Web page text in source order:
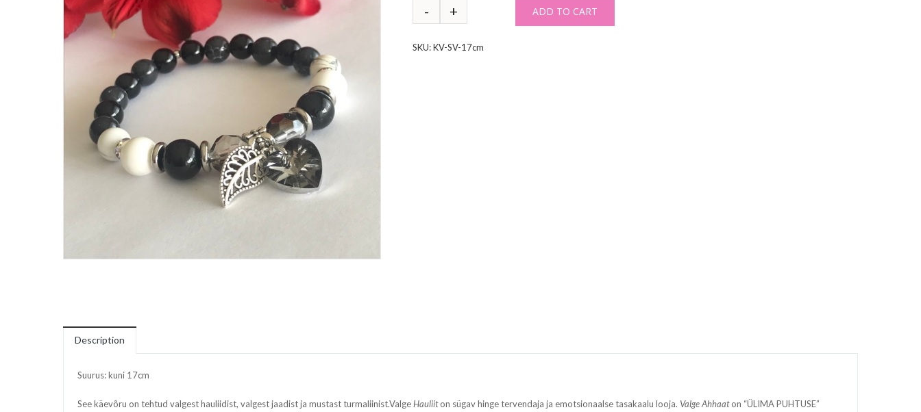
ADD TO CART
SKU:KV-SV-17cm
Description
Suurus: kuni 17cm
See käevõru on tehtud valgest hauliidist, valgest jaadist ja mustast turmaliinist.ValgeHauliiton sügav hinge tervendaja ja emotsionaalse tasakaalu looja. Valge Ahhaaton “ÜLIMA PUHTUSE”